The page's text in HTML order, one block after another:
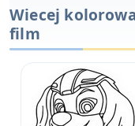
Wiecej
film